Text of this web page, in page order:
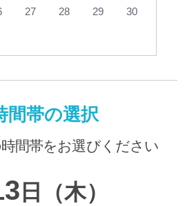
27 28 29 30
間帯の選択
間帯をお選びください
日（木）